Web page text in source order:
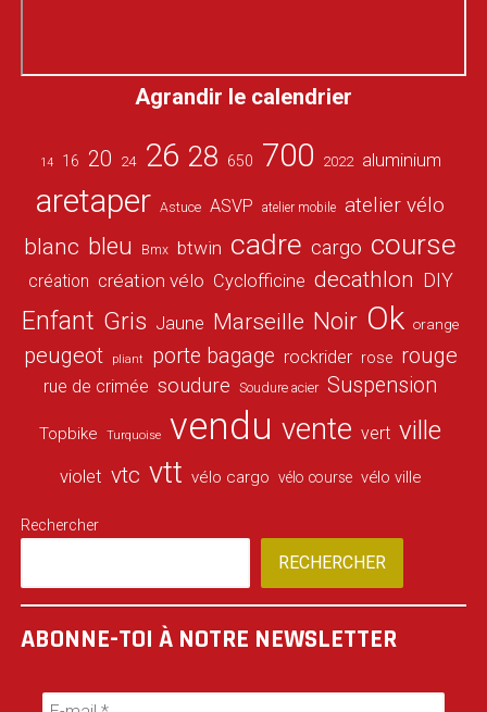
Agrandir le calendrier
14 16 20 24 26 28 650 700 2022 aluminium
aretaper Astuce ASVP atelier mobile atelier vélo
blanc bleu Bmx btwin cadre cargo course
création création vélo Cyclofficine decathlon DIY
Enfant Gris Jaune Marseille Noir Ok orange
peugeot pliant porte bagage rockrider rose rouge
rue de crimée soudure Soudure acier Suspension
Topbike Turquoise vendu vente vert ville
violet vtc vtt vélo cargo vélo course vélo ville
Rechercher
RECHERCHER
ABONNE-TOI À NOTRE NEWSLETTER